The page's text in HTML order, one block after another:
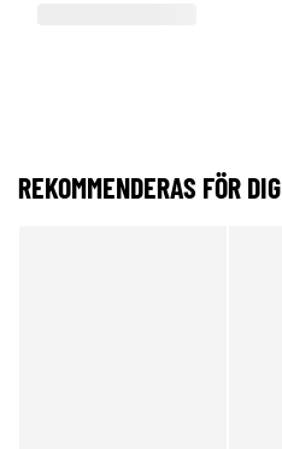
REKOMMENDERAS FÖR DIG